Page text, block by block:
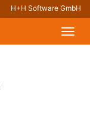
H+H Software GmbH